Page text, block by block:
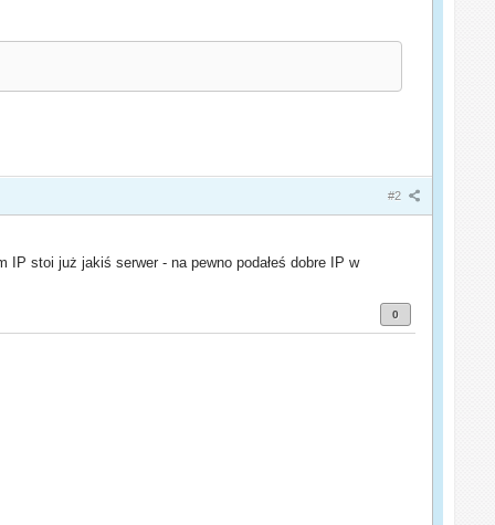
#2
stoi już jakiś serwer - na pewno podałeś dobre IP w
0